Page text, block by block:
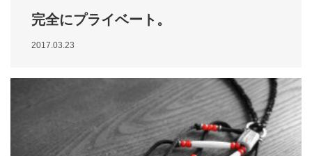
完全にプライベート。
2017.03.23